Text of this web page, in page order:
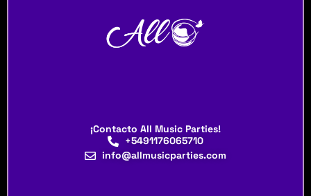
¡Contacto All Music Parties!
+5491176065710
info@allmusicparties.com